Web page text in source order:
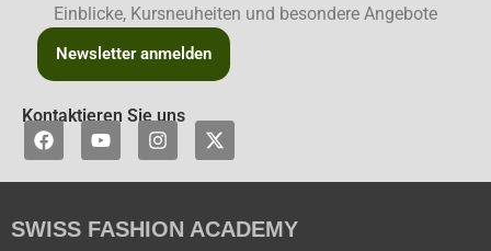
Einblicke, Kursneuheiten und besondere Angebote
Newsletter anmelden
Kontaktieren Sie uns
F
a
e
o
Y
o
t
b
I
n
t
g
X
-
w
t
SWISS FASHION ACADEMY